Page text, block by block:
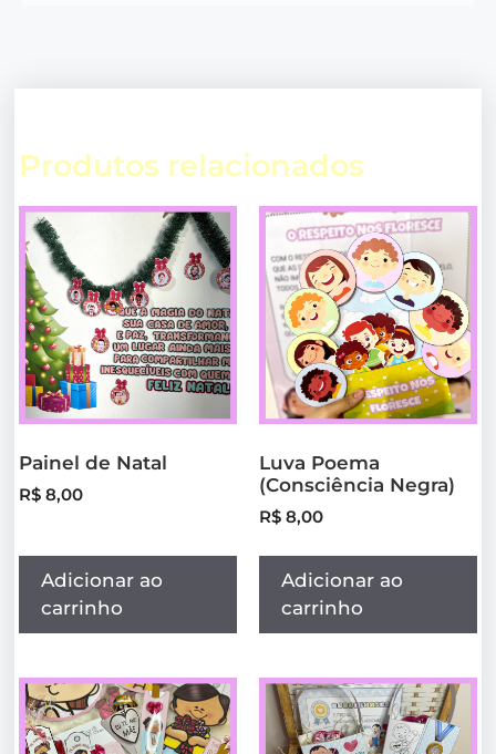
Produtos relacionados
Painel de Natal
R$ 8,00
Adicionar ao
carrinho
Luva Poema
(Consciência Negra)
R$ 8,00
Adicionar ao
carrinho